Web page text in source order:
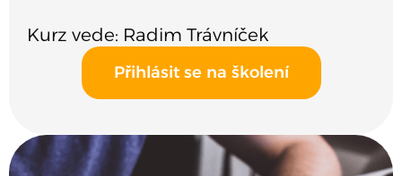
Kurz vede: Radim Trávníček
Přihlásit se na školení